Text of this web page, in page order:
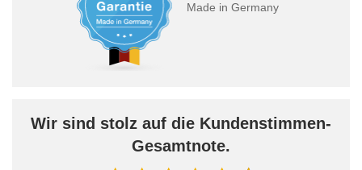
Made in Germany
Wir sind stolz auf die Kundenstimmen-
Gesamtnote.